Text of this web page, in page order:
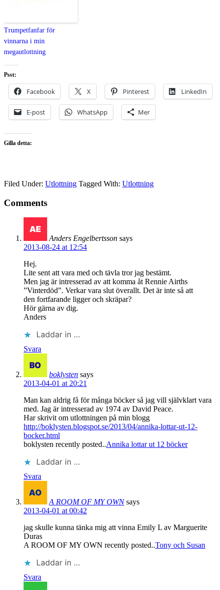
Trumpetfanfar för
vinnarna i min
megautlottning
Psst:
Facebook X Pinterest LinkedIn
E-post WhatsApp Mer
Gilla detta:
Filed Under: Utlottning Tagged With: Utlottning
Comments
Anders Engelbertsson says
2013-08-24 at 12:54
Hej.
Lite sent att vara med och tävla tror jag bestämt.
Men jag är intresserad av att komma åt Rennie Airths
”Vinterdöd”. Verkar vara slut överallt. Det är inte så att
den fortfarande ligger och skräpar?
Hör gärna av dig.
Anders
Laddar in …
Svara
boklysten says
2013-04-01 at 20:21
Man kan aldrig få för många böcker så jag vill självklart vara
med. Jag är intresserad av 1974 av David Peace.
Har skrivit om utlottningen på min blogg
http://boklysten.blogspot.se/2013/04/annika-lottar-ut-12-
bocker.html
boklysten recently posted..Annika lottar ut 12 böcker
Laddar in …
Svara
A ROOM OF MY OWN says
2013-04-01 at 00:42
jag skulle kunna tänka mig att vinna Emily L av Marguerite
Duras
A ROOM OF MY OWN recently posted..Tony och Susan
Laddar in …
Svara